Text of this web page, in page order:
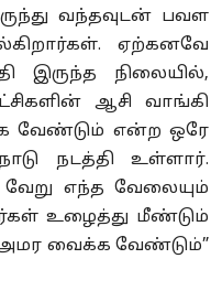
வந்தவுடன் பவள
ஏற்கனவே
இருந்த நிலையில்,
ஆசி வாங்கி
வேண்டும் என்ற ஒரே
நடத்தி உள்ளார்.
எந்த வேலையும்
உழைத்து மீண்டும்
அமர வைக்க வேண்டும்”